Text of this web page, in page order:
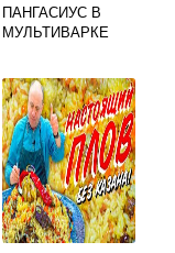
ПАНГАСИУС В
МУЛЬТИВАРКЕ